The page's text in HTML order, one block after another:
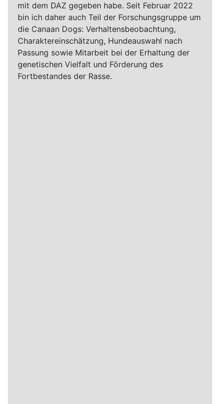
mit dem DAZ gegeben habe. Seit Februar 2022
bin ich daher auch Teil der Forschungsgruppe um
die Canaan Dogs: Verhaltensbeobachtung,
Charaktereinschätzung, Hundeauswahl nach
Passung sowie Mitarbeit bei der Erhaltung der
genetischen Vielfalt und Förderung des
Fortbestandes der Rasse.